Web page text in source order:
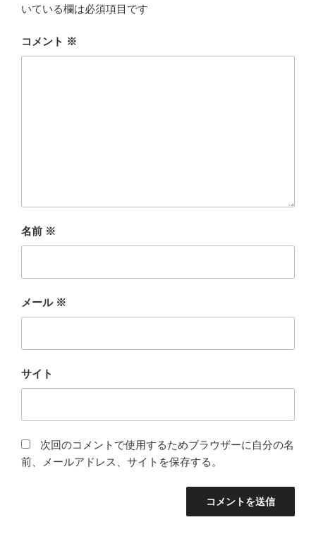
いている欄は必須項目です
コメント ※
名前 ※
メール ※
サイト
次回のコメントで使用するためブラウザーに自分の名
前、メールアドレス、サイトを保存する。